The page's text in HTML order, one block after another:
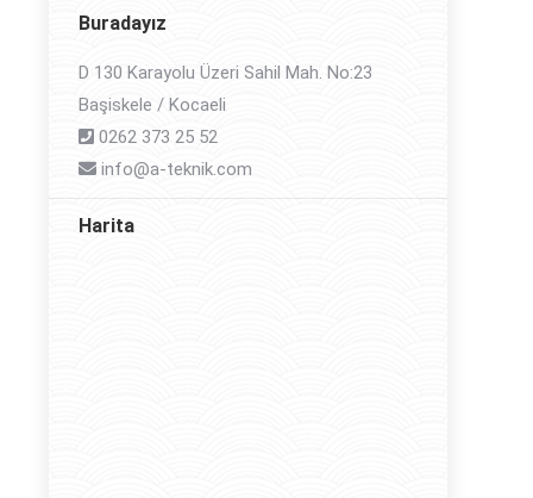
Buradayız
D 130 Karayolu Üzeri Sahil Mah. No:23
Başiskele / Kocaeli
0262 373 25 52
info@a-teknik.com
Harita